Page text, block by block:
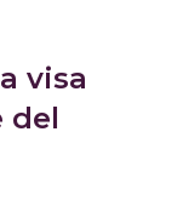
visa
del